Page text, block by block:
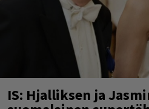
IS: Hjalliksen ja